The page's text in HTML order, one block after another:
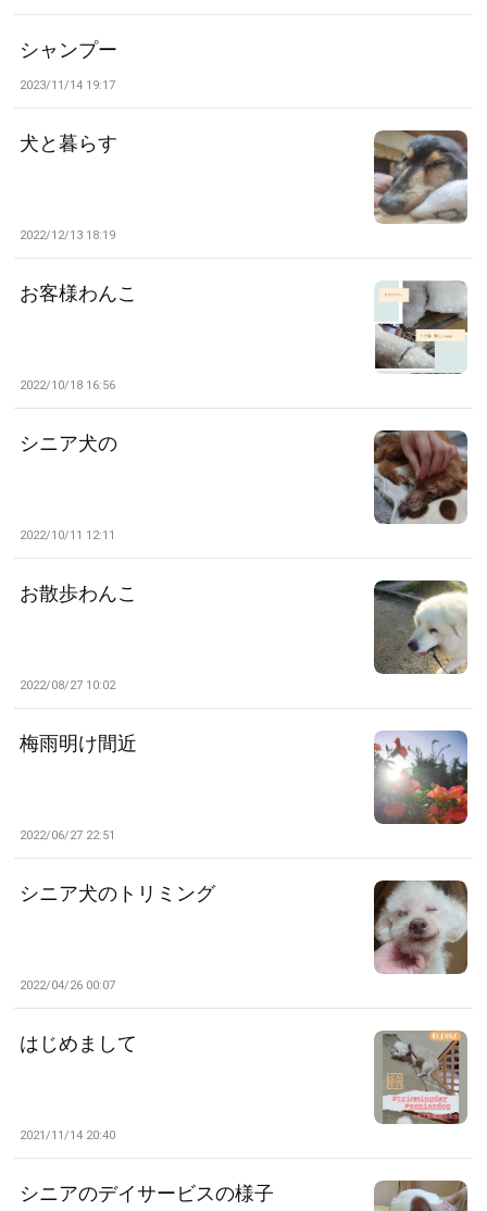
シャンプー
2023/11/14 19:17
犬と暮らす
2022/12/13 18:19
お客様わんこ
2022/10/18 16:56
シニア犬の
2022/10/11 12:11
お散歩わんこ
2022/08/27 10:02
梅雨明け間近
2022/06/27 22:51
シニア犬のトリミング
2022/04/26 00:07
はじめまして
2021/11/14 20:40
シニアのデイサービスの様子